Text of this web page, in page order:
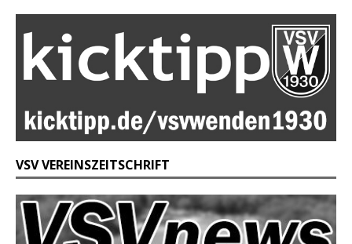
VSV VEREINSZEITSCHRIFT